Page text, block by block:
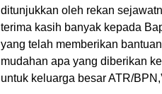
ditunjukkan oleh rekan
terima kasih banyak kepada
yang telah memberikan
mudahan apa yang diberikan
untuk keluarga besar ATR/